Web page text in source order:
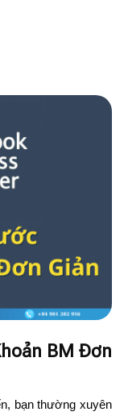
BM Đơn
bạn thường xuyên